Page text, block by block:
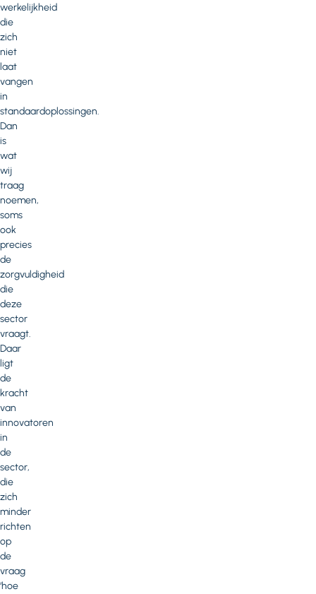
werkelijkheid
die
zich
niet
laat
vangen
in
standaardoplossingen.
Dan
is
wat
wij
traag
noemen,
soms
ook
precies
de
zorgvuldigheid
die
deze
sector
vraagt.
Daar
ligt
de
kracht
van
innovatoren
in
de
sector,
die
zich
minder
richten
op
de
vraag
‘hoe